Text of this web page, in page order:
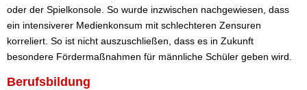
oder der Spielkonsole. So wurde inzwischen nachgewiesen, dass
ein intensiverer Medienkonsum mit schlechteren Zensuren
korreliert. So ist nicht auszuschließen, dass es in Zukunft
besondere Fördermaßnahmen für männliche Schüler geben wird.
Berufsbildung